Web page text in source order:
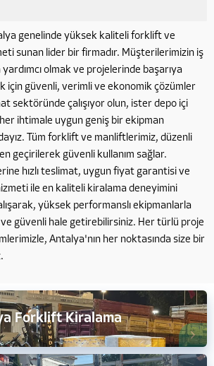
genelinde yüksek kaliteli forklift ve
sunan lider bir firmadır. Müşterilerimizin iş
olmak ve projelerinde başarıya
için güvenli, verimli ve ekonomik çözümler
sektöründe çalışıyor olun, ister depo içi
ihtimale uygun geniş bir ekipman
Tüm forklift ve manliftlerimiz, düzenli
geçirilerek güvenli kullanım sağlar.
hızlı teslimat, uygun fiyat garantisi ve
ile en kaliteli kiralama deneyimini
yüksek performanslı ekipmanlarla
güvenli hale getirebilirsiniz. Her türlü proje
Antalya'nın her noktasında size bir
Forklift Kiralama